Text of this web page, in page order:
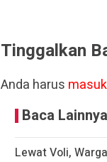
Tinggalkan
Anda harus masuk
Baca Lainnya
Lewat Voli,